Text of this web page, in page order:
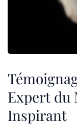
Expert du
Inspirant